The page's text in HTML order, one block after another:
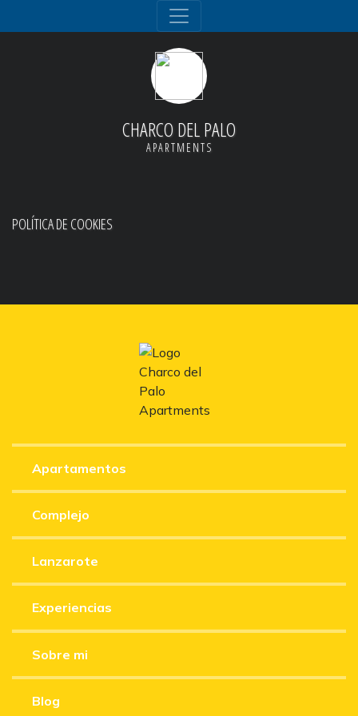
CHARCO DEL PALO
APARTMENTS
POLÍTICA DE COOKIES
Apartamentos
Complejo
Lanzarote
Experiencias
Sobre mi
Blog